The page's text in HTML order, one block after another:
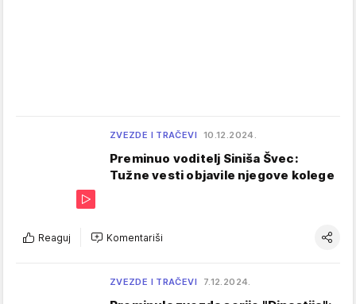
ZVEZDE I TRAČEVI 10.12.2024.
Preminuo voditelj Siniša Švec:
Tužne vesti objavile njegove kolege
Reaguj Komentariši
ZVEZDE I TRAČEVI 7.12.2024.